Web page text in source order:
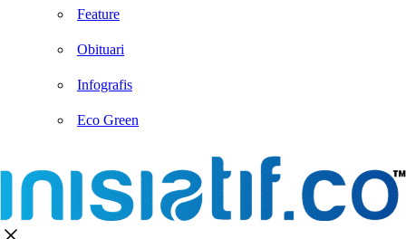
Feature
Obituari
Infografis
Eco Green